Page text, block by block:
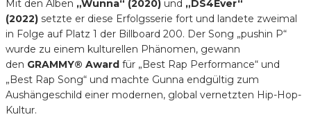
Mit den Alben „Wunna“ (2020) und „DS4Ever“
(2022) setzte er diese Erfolgsserie fort und landete zweimal
in Folge auf Platz 1 der Billboard 200. Der Song „pushin P“
wurde zu einem kulturellen Phänomen, gewann
den GRAMMY® Award für „Best Rap Performance“ und
„Best Rap Song“ und machte Gunna endgültig zum
Aushängeschild einer modernen, global vernetzten Hip-Hop-
Kultur.